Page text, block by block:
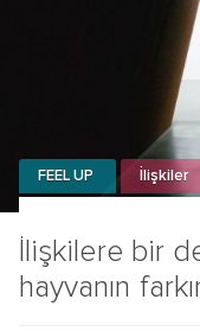
İlişkilere bir
hayvanın
FEEL UP İlişkiler